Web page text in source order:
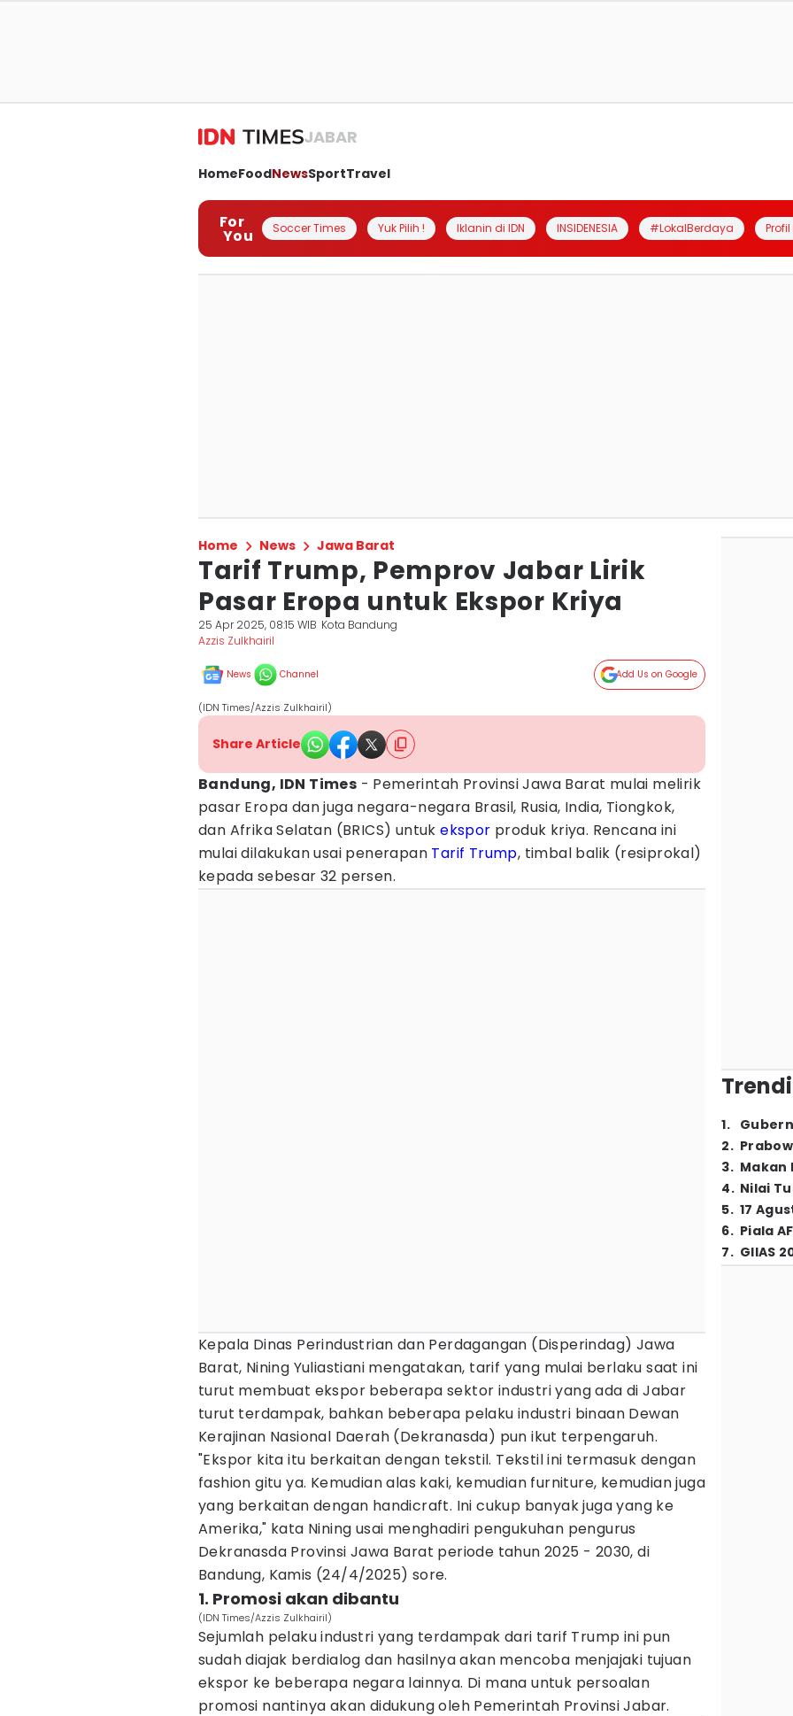
JABAR
HomeFoodNewsSportTravel
For
You Soccer Times Yuk Pilih ! Iklanin di IDN INSIDENESIA #LokalBerdaya
Home News Jawa Barat
Tarif Trump, Pemprov Jabar Lirik
Pasar Eropa untuk Ekspor Kriya
25 Apr 2025, 08:15 WIB Kota Bandung
Azzis Zulkhairil
News Channel Add Us on Google
(IDN Times/Azzis Zulkhairil)
Share Article
Bandung, IDN Times - Pemerintah Provinsi Jawa Barat mulai melirik
pasar Eropa dan juga negara-negara Brasil, Rusia, India, Tiongkok,
dan Afrika Selatan (BRICS) untukekspor produk kriya. Rencana ini
mulai dilakukan usai penerapan Tarif Trump, timbal balik (resiprokal)
kepada sebesar 32 persen.
Kepala Dinas Perindustrian dan Perdagangan (Disperindag) Jawa
Barat, Nining Yuliastiani mengatakan, tarif yang mulai berlaku saat ini
turut membuat ekspor beberapa sektor industri yang ada di Jabar
turut terdampak, bahkan beberapa pelaku industri binaan Dewan
Kerajinan Nasional Daerah (Dekranasda) pun ikut terpengaruh.
"Ekspor kita itu berkaitan dengan tekstil. Tekstil ini termasuk dengan
fashion gitu ya. Kemudian alas kaki, kemudian furniture, kemudian juga
yang berkaitan dengan handicraft. Ini cukup banyak juga yang ke
Amerika," kata Nining usai menghadiri pengukuhan pengurus
Dekranasda Provinsi Jawa Barat periode tahun 2025 - 2030, di
Bandung, Kamis (24/4/2025) sore.
1. Promosi akan dibantu
(IDN Times/Azzis Zulkhairil)
Sejumlah pelaku industri yang terdampak dari tarif Trump ini pun
sudah diajak berdialog dan hasilnya akan mencoba menjajaki tujuan
ekspor ke beberapa negara lainnya. Di mana untuk persoalan
promosi nantinya akan didukung oleh Pemerintah Provinsi Jabar.
1.
2.
3. Makan
4. Nilai
5. 17
6. Piala
7. GIIAS